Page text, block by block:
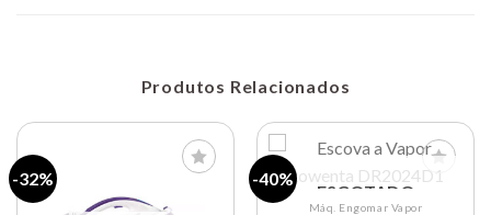
Produtos Relacionados
-32% -40%
ESGOTADO
Máq. Engomar Vapor